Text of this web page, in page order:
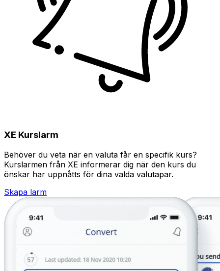
XE Kurslarm
Behöver du veta när en valuta får en specifik kurs?
Kurslarmen från XE informerar dig när den kurs du
önskar har uppnåtts för dina valda valutapar.
Skapa larm